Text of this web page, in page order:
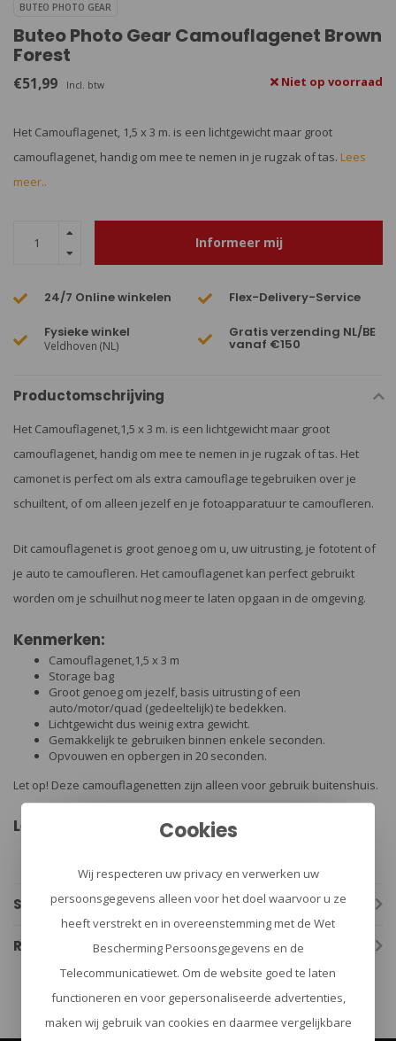
BUTEO PHOTO GEAR
Buteo Photo Gear Camouflagenet Brown
Forest
€51,99 Incl. btw Niet op voorraad
Het Camouflagenet, 1,5 x 3 m. is een lichtgewicht maar groot
camouflagenet, handig om mee te nemen in je rugzak of tas. Lees
meer..
Informeer mij
24/7 Online winkelen Flex-Delivery-Service
Fysieke winkel
Veldhoven (NL)
Gratis verzending NL/BE
vanaf €150
Productomschrijving
Het Camouflagenet,1,5 x 3 m. is een lichtgewicht maar groot
camouflagenet, handig om mee te nemen in je rugzak of tas. Het
camonet is perfect om als extra camouflage tegebruiken over je
schuiltent, of om alleen jezelf en je fotoapparatuur te camoufleren.
Dit camouflagenet is groot genoeg om u, uw uitrusting, je fototent of
je auto te camoufleren. Het camouflagenet kan perfect gebruikt
worden om je schuilhut nog meer te laten opgaan in de omgeving.
Kenmerken:
Camouflagenet,1,5 x 3 m
Storage bag
Groot genoeg om jezelf, basis uitrusting of een
auto/motor/quad (gedeeltelijk) te bedekken.
Lichtgewicht dus weinig extra gewicht.
Gemakkelijk te gebruiken binnen enkele seconden.
Opvouwen en opbergen in 20 seconden.
Let op! Deze camouflagenetten zijn alleen voor gebruik buitenshuis.
Levering:
Specificaties
Reviews
Cookies
Wij respecteren uw privacy en verwerken uw
persoonsgegevens alleen voor het doel waarvoor u ze
heeft verstrekt en in overeenstemming met de Wet
Bescherming Persoonsgegevens en de
Telecommunicatiewet. Om de website goed te laten
functioneren en voor gepersonaliseerde advertenties,
maken wij gebruik van cookies en daarmee vergelijkbare